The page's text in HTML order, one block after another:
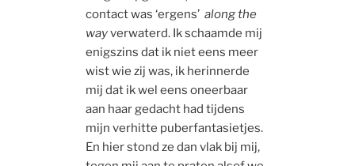
contact was ‘ergens’along the
wayverwaterd. Ik schaamde mij
enigszins dat ik niet eens meer
wist wie zij was, ik herinnerde
mij dat ik wel eens oneerbaar
aan haar gedacht had tijdens
mijn verhitte puberfantasietjes.
En hier stond ze dan vlak bij mij,